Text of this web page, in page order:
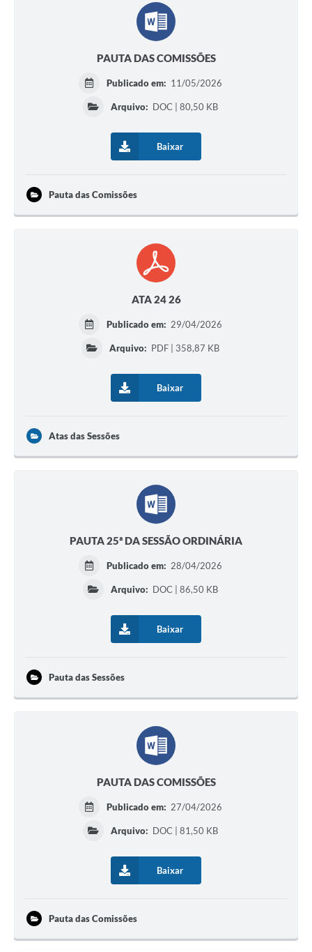
PAUTA DAS COMISSÕES
Publicado em: 11/05/2026
Arquivo: DOC | 80,50 KB
Baixar
Pauta das Comissões
ATA 24 26
Publicado em: 29/04/2026
Arquivo: PDF | 358,87 KB
Baixar
Atas das Sessões
PAUTA 25ª DA SESSÃO ORDINÁRIA
Publicado em: 28/04/2026
Arquivo: DOC | 86,50 KB
Baixar
Pauta das Sessões
PAUTA DAS COMISSÕES
Publicado em: 27/04/2026
Arquivo: DOC | 81,50 KB
Baixar
Pauta das Comissões